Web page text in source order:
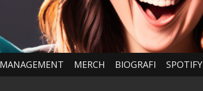
MANAGEMENT MERCH BIOGRAFI SPOTIFY